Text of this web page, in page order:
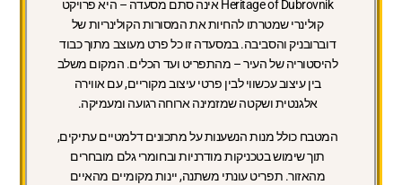
Heritage of Dubrovnik אינה סתם מסעדה – היא פרויקט
קולינרי שמטרתו להחיות את המסורות הקולינריות של
דוברובניק והסביבה. במסעדה זו כל פרט מעוצב מתוך כבוד
להיסטוריה של העיר – מהתפריט ועד הכלים. המקום משלב
בין עיצוב עכשווי לבין פרטי עיצוב מקוריים, עם אווירה
אלגנטית ושקטה שמזמינה ארוחה רגועה ומעמיקה.
המטבח כולל מנות הנשענות על מתכונים דלמטיים עתיקים,
תוך שימוש בטכניקות מודרניות ובחומרי גלם מובחרים
מהאזור. תפריט עונתי משתנה, יינות מקומיים מהאיים